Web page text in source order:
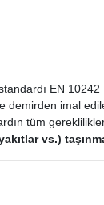
EN 10242
imal
tüm
vs.)